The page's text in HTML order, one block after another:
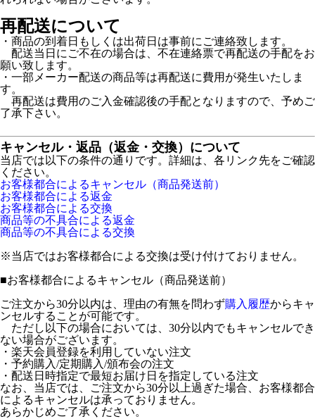
再配送について
・商品の到着日もしくは出荷日は事前にご連絡致します。
配送当日にご不在の場合は、不在連絡票で再配送の手配をお
願い致します。
・一部メーカー配送の商品等は再配送に費用が発生いたしま
す。
再配送は費用のご入金確認後の手配となりますので、予めご
了承下さい。
キャンセル・返品（返金・交換）について
当店では以下の条件の通りです。詳細は、各リンク先をご確認
ください。
お客様都合によるキャンセル（商品発送前）
お客様都合による返金
お客様都合による交換
商品等の不具合による返金
商品等の不具合による交換
※当店ではお客様都合による交換は受け付けておりません。
■お客様都合によるキャンセル（商品発送前）
ご注文から30分以内は、理由の有無を問わず購入履歴からキャ
ンセルすることが可能です。
ただし以下の場合においては、30分以内でもキャンセルでき
ない場合がございます。
・楽天会員登録を利用していない注文
・予約購入/定期購入/頒布会の注文
・配送日時指定で最短お届け日を指定している注文
なお、当店では、ご注文から30分以上過ぎた場合、お客様都合
によるキャンセルは承っておりません。
あらかじめご了承ください。